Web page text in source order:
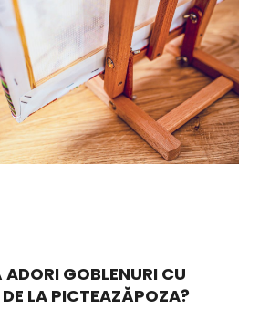
ADORI GOBLENURI CU
DE LA PICTEAZĂPOZA?